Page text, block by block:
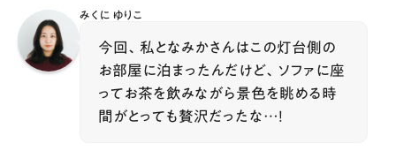
みくに ゆりこ
今回、私となみかさんはこの灯台側の
お部屋に泊まったんだけど、ソファに座
ってお茶を飲みながら景色を眺める時
間がとっても贅沢だったな…！